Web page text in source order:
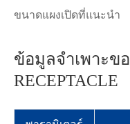
ขนาดแผงเปิดที่แนะนำ
ข้อมูลจำเพาะขอ
RECEPTACLE